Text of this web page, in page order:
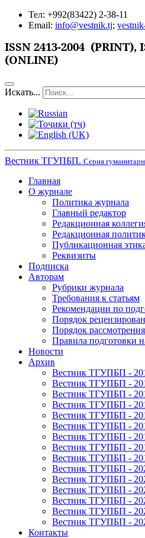
Тел: +992(83422) 2-38-11
Email: info@vestnik.tj;
ISSN 2413-2004 (PRINT),
(ONLINE)
Искать...
Вестник ТГУПБП. Серия
Главная
О журнале
Политика журнала
Главный редактор
Редакционная
Редакционная
Публикационная
Реквизиты
Подписка
Авторам
Рубрики журнала
Требования к статьям
Рекомендации по
Порядок
Порядок рассмотрения
Правила подготовки
Новости
Архив
Вестник ТГУПБП -
Вестник ТГУПБП -
Вестник ТГУПБП -
Вестник ТГУПБП -
Вестник ТГУПБП -
Вестник ТГУПБП -
Вестник ТГУПБП -
Вестник ТГУПБП -
Вестник ТГУПБП -
Вестник ТГУПБП -
Вестник ТГУПБП -
Вестник ТГУПБП -
Вестник ТГУПБП -
Вестник ТГУПБП -
Вестник ТГУПБП -
Контакты